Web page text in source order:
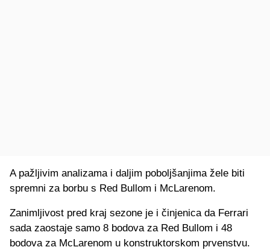
A pažljivim analizama i daljim poboljšanjima žele biti
spremni za borbu s Red Bullom i McLarenom.
Zanimljivost pred kraj sezone je i činjenica da Ferrari
sada zaostaje samo 8 bodova za Red Bullom i 48
bodova za McLarenom u konstruktorskom prvenstvu.